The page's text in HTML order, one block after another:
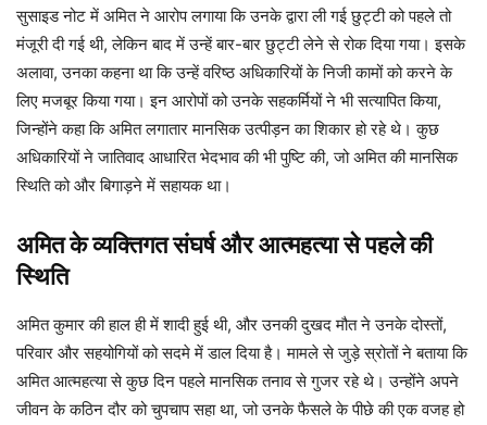
सुसाइड नोट में अमित ने आरोप लगाया कि उनके द्वारा ली गई छुट्टी को पहले तो
मंजूरी दी गई थी, लेकिन बाद में उन्हें बार-बार छुट्टी लेने से रोक दिया गया। इसके
अलावा, उनका कहना था कि उन्हें वरिष्ठ अधिकारियों के निजी कामों को करने के
लिए मजबूर किया गया। इन आरोपों को उनके सहकर्मियों ने भी सत्यापित किया,
जिन्होंने कहा कि अमित लगातार मानसिक उत्पीड़न का शिकार हो रहे थे। कुछ
अधिकारियों ने जातिवाद आधारित भेदभाव की भी पुष्टि की, जो अमित की मानसिक
स्थिति को और बिगाड़ने में सहायक था।
अमित के व्यक्तिगत संघर्ष और आत्महत्या से पहले की
स्थिति
अमित कुमार की हाल ही में शादी हुई थी, और उनकी दुखद मौत ने उनके दोस्तों,
परिवार और सहयोगियों को सदमे में डाल दिया है। मामले से जुड़े स्रोतों ने बताया कि
अमित आत्महत्या से कुछ दिन पहले मानसिक तनाव से गुजर रहे थे। उन्होंने अपने
जीवन के कठिन दौर को चुपचाप सहा था, जो उनके फैसले के पीछे की एक वजह हो